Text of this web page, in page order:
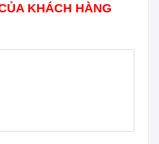
KHÁCH HÀNG